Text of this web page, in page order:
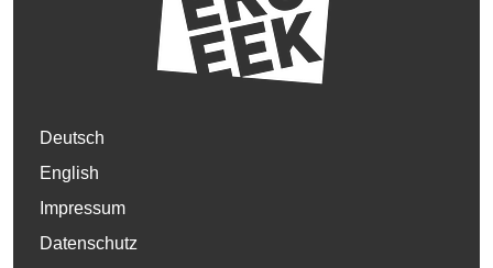
Deutsch
English
Impressum
Datenschutz